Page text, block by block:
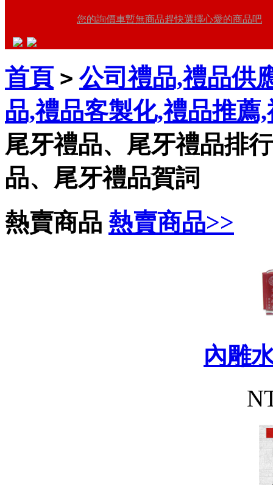
您的詢價車暫無商品趕快選擇心愛的商品吧
首頁 > 公司禮品,禮品供
品,禮品客製化,禮品推薦
尾牙禮品、尾牙禮品排
品、尾牙禮品賀詞
熱賣商品 熱賣商品>>
內雕